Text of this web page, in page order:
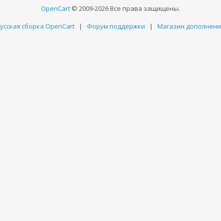
OpenCart © 2009-2026 Все права защищены.
сборка OpenCart | Форум поддержки | Магазин